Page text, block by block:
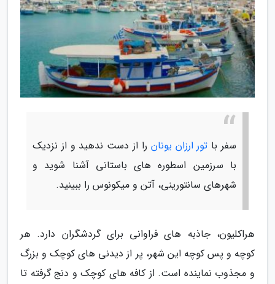
سفر با تور ارزان یونان را از دست ندهید و از نزدیک
با سرزمین اسطوره های باستانی آشنا شوید و
شهرهای سانتورینی، آتن و میکونوس را ببینید.
هراکلیون، جاذبه های فراوانی برای گردشگران دارد. هر
کوچه و پس کوچه این شهر، پر از دیدنی های کوچک و بزرگ
و مجذوب نماینده است. از کافه های کوچک و دنج گرفته تا